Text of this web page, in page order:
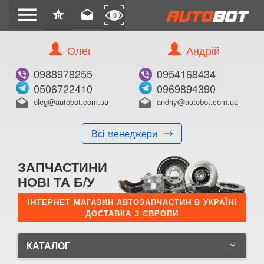
menu star
0 drafts 0
Олег
0988978255
0506722410
drafts oleg@autobot.com.ua
Всі менеджери
Андрій
0954168434
0969894390
drafts andriy@autobot.com.ua
ЗАПЧАСТИНИ
НОВІ ТА Б/У
ІНТЕРНЕТ МАГАЗИН АВТОЗАПЧАСТИН В УКРАЇНІ
ДОСТАВКА З ЄВРОПИ
КАТАЛОГ keyboard_arrow_down